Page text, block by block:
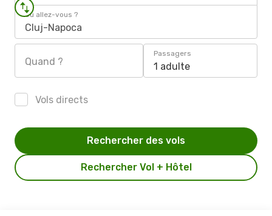
Où allez-vous ?
Cluj-Napoca
Quand ?
Passagers
1 adulte
Vols directs
Rechercher Vol + Hôtel
Rechercher des vols